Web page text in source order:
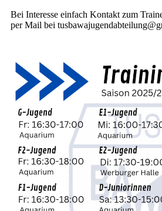
Bei Interesse einfach Kontakt zum
per Mail bei